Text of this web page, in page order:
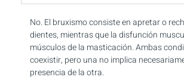
No. El bruxismo consiste en apretar o
dientes, mientras que la disfunción
músculos de la masticación. Ambas
coexistir, pero una no implica
presencia de la otra.